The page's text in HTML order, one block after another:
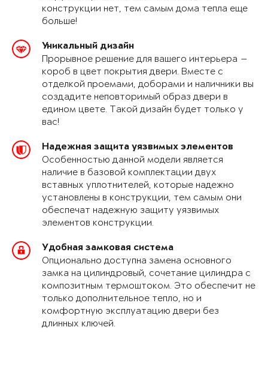
конструкции нет, тем самым дома тепла еще
больше!
Уникальный дизайн
Прорывное решение для вашего интерьера —
короб в цвет покрытия двери. Вместе с
отделкой проемами, доборами и наличники вы
создадите неповторимый образ двери в
едином цвете. Такой дизайн будет только у
вас!
Надежная защита уязвимых элементов
Особенностью данной модели является
наличие в базовой комплектации двух
вставных уплотнителей, которые надежно
установлены в конструкции, тем самым они
обеспечат надежную защиту уязвимых
элементов конструкции.
Удобная замковая система
Опционально доступна замена основного
замка на цилиндровый, сочетание цилиндра с
композитным термоштоком. Это обеспечит не
только дополнительное тепло, но и
комфортную эксплуатацию двери без
длинных ключей.